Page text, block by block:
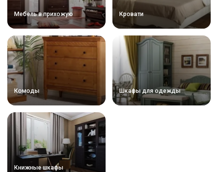
Мебель в прихожую Кровати
Комоды Шкафы для одежды
Книжные шкафы